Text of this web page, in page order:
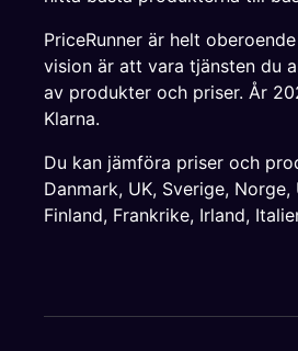
PriceRunner är helt
vision är att vara tjänsten du
av produkter och priser. År
Klarna.
Du kan jämföra priser och
Danmark, UK, Sverige, Norge,
Finland, Frankrike, Irland,